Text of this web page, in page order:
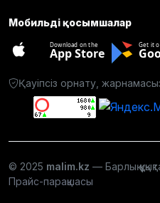
Мобильді қосымшалар
Download on the
App Store
Get it
Қауіпсіз орнату,
© 2025 malim.kz — Барлық
Прайс-парақшасы